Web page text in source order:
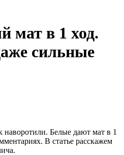
мат в 1 ход.
сильные
Белые дают мат в 1
В статье расскажем